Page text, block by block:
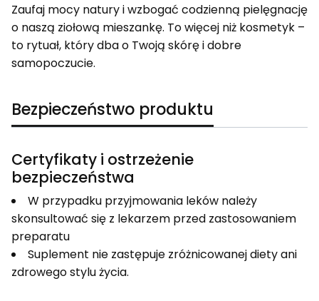
Zaufaj mocy natury i wzbogać codzienną pielęgnację
o naszą ziołową mieszankę. To więcej niż kosmetyk –
to rytuał, który dba o Twoją skórę i dobre
samopoczucie.
Bezpieczeństwo produktu
Certyfikaty i ostrzeżenie
bezpieczeństwa
W przypadku przyjmowania leków należy
skonsultować się z lekarzem przed zastosowaniem
preparatu
Suplement nie zastępuje zróżnicowanej diety ani
zdrowego stylu życia.